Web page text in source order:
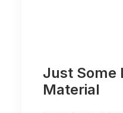
Just Some
Material